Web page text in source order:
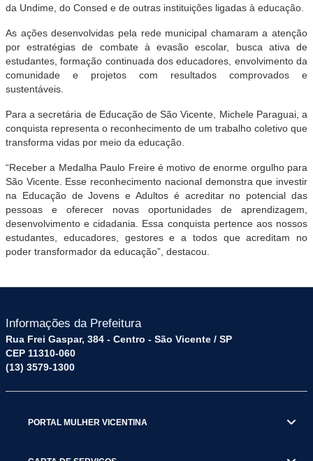
da Undime, do Consed e de outras instituições ligadas à educação.
As ações desenvolvidas pela rede municipal chamaram a atenção
por estratégias de combate à evasão escolar, busca ativa de
estudantes, formação continuada dos educadores, envolvimento da
comunidade e projetos com resultados comprovados e
sustentáveis.
Para a secretária de Educação de São Vicente, Michele Paraguai, a
conquista representa o reconhecimento de um trabalho coletivo que
transforma vidas por meio da educação.
“Receber a Medalha Paulo Freire é motivo de enorme orgulho para
São Vicente. Esse reconhecimento nacional demonstra que investir
na Educação de Jovens e Adultos é acreditar no potencial das
pessoas e oferecer novas oportunidades de aprendizagem,
desenvolvimento e cidadania. Essa conquista pertence aos nossos
estudantes, educadores, gestores e a todos que acreditam no
poder transformador da educação”, destacou.
Informações da Prefeitura
Rua Frei Gaspar, 384 - Centro - São Vicente / SP
CEP 11310-060
(13) 3579-1300
PORTAL MULHER VICENTINA